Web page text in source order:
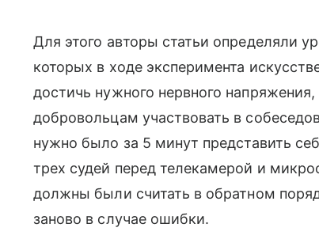
Для этого авторы статьи определяли
которых в ходе эксперимента
достичь нужного нервного
добровольцам участвовать в
нужно было за 5 минут представить
трех судей перед телекамерой и
должны были считать в обратном
заново в случае ошибки.